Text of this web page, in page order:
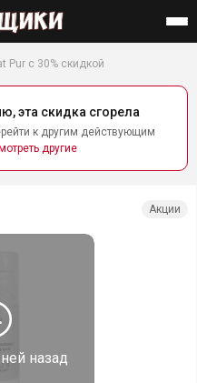
Pur с 30% скидкой
эта скидка сгорела
к другим действующим
другие
назад
Акции